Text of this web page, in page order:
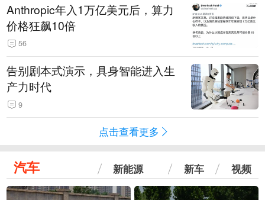
Anthropic年入1万亿美元后，算力
价格狂飙10倍
56
告别剧本式演示，具身智能进入生
产力时代
9
点击查看更多
汽车 新能源 新车 视频